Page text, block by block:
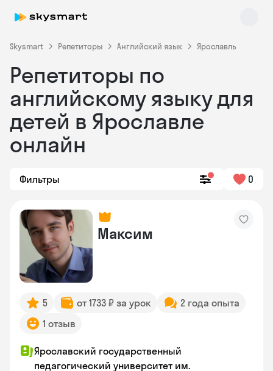
Skysmart Репетиторы Английский язык Ярославль
Репетиторы по
английскому языку для
детей в Ярославле
онлайн
Фильтры 0
Максим
5 от 1733 ₽ за урок
2 года опыта
1 отзыв
Ярославский государственный
педагогический университет им.